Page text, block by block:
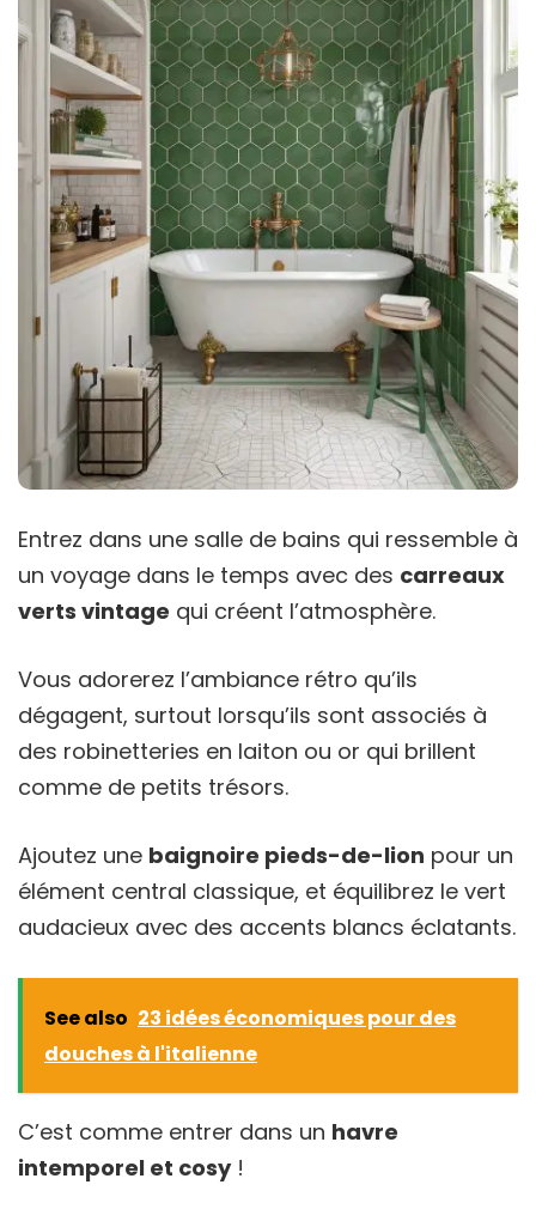
Entrez dans une salle de bains qui ressemble à
un voyage dans le temps avec des carreaux
verts vintage qui créent l’atmosphère.
Vous adorerez l’ambiance rétro qu’ils
dégagent, surtout lorsqu’ils sont associés à
des robinetteries en laiton ou or qui brillent
comme de petits trésors.
Ajoutez une baignoire pieds-de-lion pour un
élément central classique, et équilibrez le vert
audacieux avec des accents blancs éclatants.
See also 23 idées économiques pour des
douches à l'italienne
C’est comme entrer dans un havre
intemporel et cosy!